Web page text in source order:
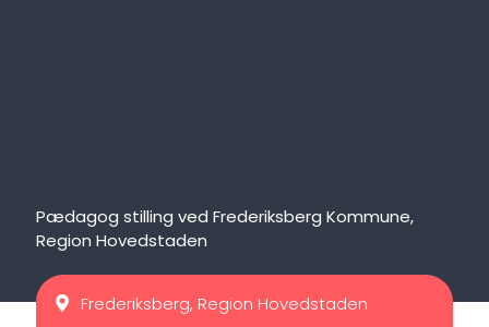
Pædagog stilling ved Frederiksberg Kommune,
Region Hovedstaden
Frederiksberg, Region Hovedstaden